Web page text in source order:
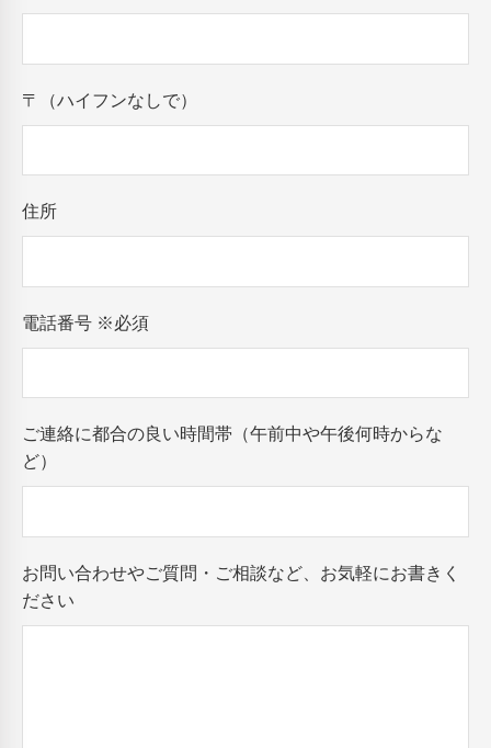
〒（ハイフンなしで）
住所
電話番号 ※必須
ご連絡に都合の良い時間帯（午前中や午後何時からな
ど）
お問い合わせやご質問・ご相談など、お気軽にお書きく
ださい